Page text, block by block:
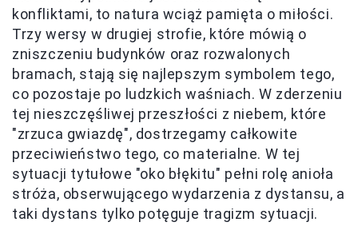
konfliktami, to natura wciąż pamięta o miłości.
Trzy wersy w drugiej strofie, które mówią o
zniszczeniu budynków oraz rozwalonych
bramach, stają się najlepszym symbolem tego,
co pozostaje po ludzkich waśniach. W zderzeniu
tej nieszczęśliwej przeszłości z niebem, które
"zrzuca gwiazdę", dostrzegamy całkowite
przeciwieństwo tego, co materialne. W tej
sytuacji tytułowe "oko błękitu" pełni rolę anioła
stróża, obserwującego wydarzenia z dystansu, a
taki dystans tylko potęguje tragizm sytuacji.